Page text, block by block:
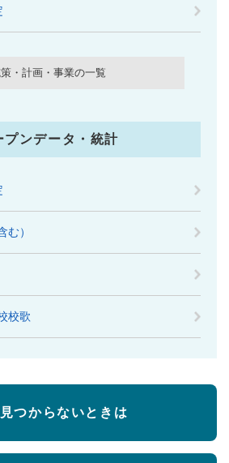
・計画・事業の一覧
プンデータ・統計
む）
校歌
見つからないときは